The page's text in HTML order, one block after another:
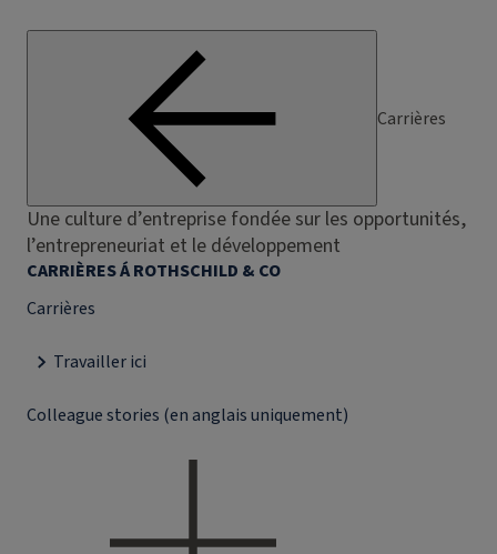
Carrières
Une culture d’entreprise fondée sur les opportunités,
l’entrepreneuriat et le développement
CARRIÈRES Á ROTHSCHILD & CO
Carrières
Travailler ici
Colleague stories (en anglais uniquement)